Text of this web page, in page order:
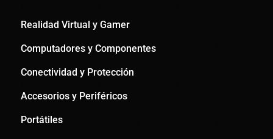
Realidad Virtual y Gamer
Computadores y Componentes
Conectividad y Protección
Accesorios y Periféricos
Portátiles